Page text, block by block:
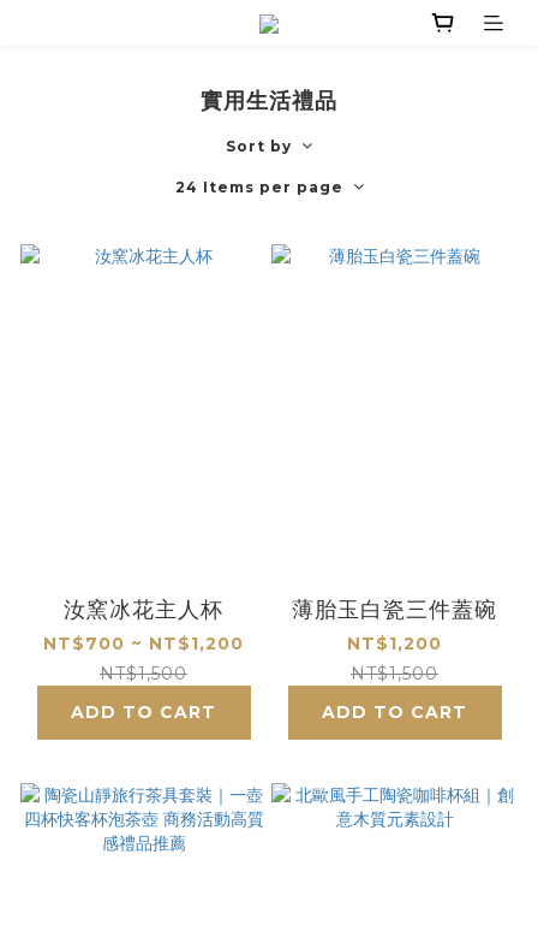
實用生活禮品
Sort by
24 Items per page
汝窯冰花主人杯
NT$700 ~ NT$1,200
NT$1,500
ADD TO CART
薄胎玉白瓷三件蓋碗
NT$1,200
NT$1,500
ADD TO CART